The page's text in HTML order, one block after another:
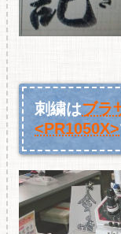
刺繍はブラ
<PR1050X>